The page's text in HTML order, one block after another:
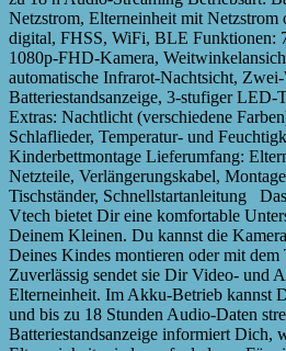
Netzstrom, Elterneinheit mit Netzstrom
digital, FHSS, WiFi, BLE Funktionen:
1080p-FHD-Kamera,
automatische Infrarot-Nachtsicht,
Batteriestandsanzeige, 3-stufiger LED-
Extras: Nachtlicht (verschiedene
Schlaflieder, Temperatur- und
Kinderbettmontage Lieferumfang:
Netzteile, Verlängerungskabel,
Tischständer, Schnellstartanleitung
Vtech bietet Dir eine komfortable
Deinem Kleinen. Du kannst die
Deines Kindes montieren oder mit dem
Zuverlässig sendet sie Dir Video- und
Elterneinheit. Im Akku-Betrieb kannst
und bis zu 18 Stunden Audio-Daten
Batteriestandsanzeige informiert Dich,